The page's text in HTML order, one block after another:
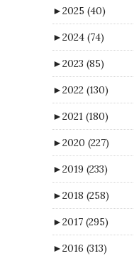
►2025 (40)
►2024 (74)
►2023 (85)
►2022 (130)
►2021 (180)
►2020 (227)
►2019 (233)
►2018 (258)
►2017 (295)
►2016 (313)